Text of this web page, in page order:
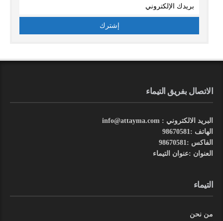
الاتصال بفريق التيماء
البريد الالكتروني : info@attayma.com
الهاتف :98670581
الفاكس :98670581
العنوان :عنوان التيماء
التيماء
من نحن